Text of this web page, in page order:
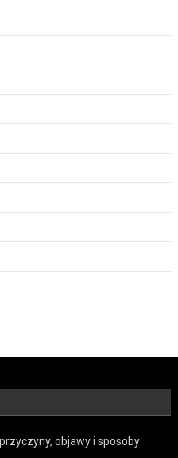
objawy i sposoby